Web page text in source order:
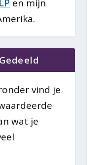
en mijn
vind je
wat je